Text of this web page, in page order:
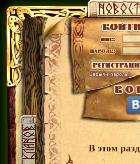
В этом